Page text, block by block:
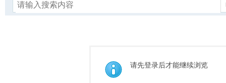
请先登录后才能继续浏览